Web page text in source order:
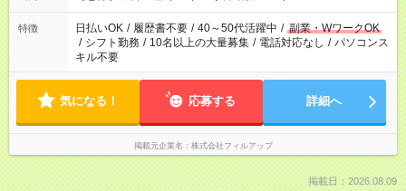
特徴 日払いOK / 履歴書不要 / 40～50代活躍中 / 副業・WワークOK
/ シフト勤務 / 10名以上の大量募集 / 電話対応なし / パソコンス
キル不要
気になる！ 応募する 詳細へ
掲載元企業名 株式会社フィルアップ
掲載日：2026.08.09